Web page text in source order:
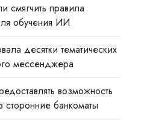
смягчить правила
обучения ИИ
десятки тематических
мессенджера
возможность
сторонние банкоматы